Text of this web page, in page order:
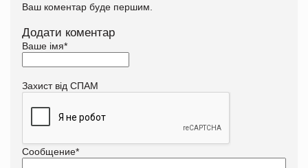
Ваш коментар буде першим.
Додати коментар
Ваше імя*
Захист від СПАМ
Сообщение*